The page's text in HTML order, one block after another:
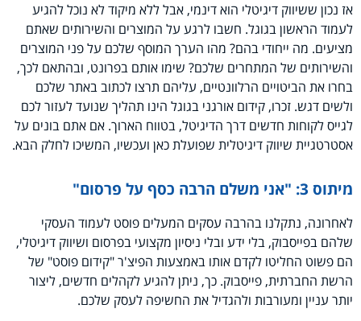
אז נכון ששיווק דיגיטלי הוא דינמי, אבל ללא מיקוד לא נוכל להגיע
לעמוד הראשון בגוגל. חשבו לרגע על המוצרים והשירותים שאתם
מציעים. מה ייחודי בהם? מהו הערך המוסף שלכם על פני המוצרים
והשירותים של המתחרים שלכם? שימו אותם בפרונט, ובהתאם לכך,
בחרו את הביטויים הרלוונטיים, עליהם תרצו לכתוב באתר שלכם
ולשים דגש. זכרו, קידום אורגני בגוגל הינו תהליך שנועד לעזור לכם
לגייס לקוחות חדשים דרך הדיגיטל, בטווח הארוך. אם אתם בונים על
אסטרטגיית שיווק דיגיטלית שפועלת כאן ועכשיו, המשיכו לחלק הבא.
מיתוס 3: "אני משלם הרבה כסף על פרסום"
לאחרונה, נתקלנו בהרבה עסקים המעלים פוסט לעמוד העסקי
שלהם בפייסבוק, בלי ידע ובלי ניסיון מקצועי בפרסום ושיווק דיגיטלי,
הם פשוט החליטו לקדם אותו באמצעות הפיצ'ר "קידום פוסט" של
הרשת החברתית, פייסבוק. כך, ניתן להגיע לקהלים חדשים, ליצור
יותר עניין ומעורבות ולהגדיל את החשיפה לעסק שלכם.